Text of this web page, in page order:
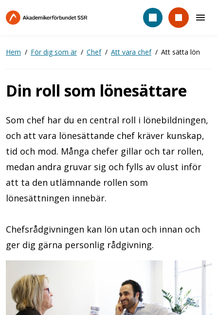
till
Hem För dig som är Chef Att vara chef Att sätta lön
Din roll som lönesättare
Som chef har du en central roll i lönebildningen,
och att vara lönesättande chef kräver kunskap,
tid och mod. Många chefer gillar och tar rollen,
medan andra gruvar sig och fylls av olust inför
att ta den utlämnande rollen som
lönesättningen innebär.
Chefsrådgivningen kan lön utan och innan och
ger dig gärna personlig rådgivning.